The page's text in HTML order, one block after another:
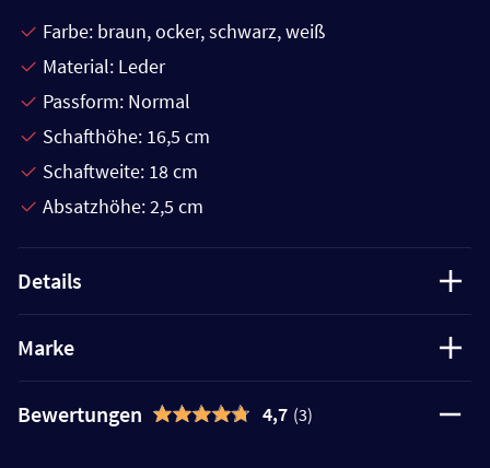
Farbe: braun, ocker, schwarz, weiß
Material: Leder
Passform: Normal
Schafthöhe: 16,5 cm
Schaftweite: 18 cm
Absatzhöhe: 2,5 cm
Details
Marke
Bewertungen 4,7 (3)